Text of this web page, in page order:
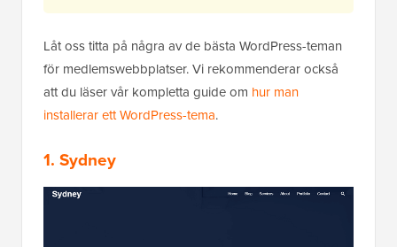
Låt oss titta på några av de bästa WordPress-teman
för medlemswebbplatser. Vi rekommenderar också
att du läser vår kompletta guide om hur man
installerar ett WordPress-tema.
1. Sydney